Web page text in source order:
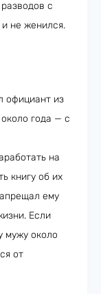
с
не женился.
официант из
года — с
на
книгу об их
ему
Если
мужу около
от